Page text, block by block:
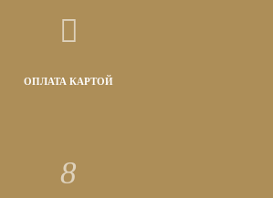
ОПЛАТА КАРТОЙ